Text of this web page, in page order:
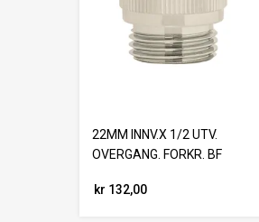
22MM INNV.X 1/2 UTV.
OVERGANG. FORKR. BF
kr 132,00